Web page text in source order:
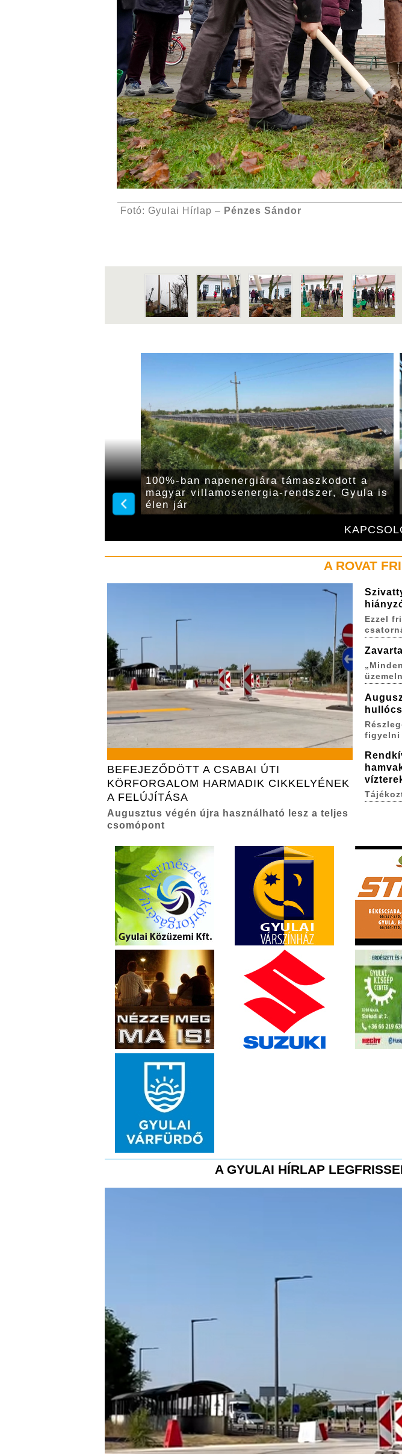
Fotó: Gyulai Hírlap – Pénzes Sándor
várja a látogatókat a
Átmenetileg kikapcsolták a gyulai vár és
az Almásy-kastély épületeinek
díszkivilágítását
A ROVAT
BEFEJEZŐDÖTT A CSABAI ÚTI
KÖRFORGALOM HARMADIK CIKKELYÉNEK
A FELÚJÍTÁSA
Augusztus végén újra használható lesz a teljes
csomópont
Ezzel
figyelni
A GYULAI HÍRLAP